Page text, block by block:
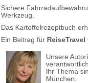
Sichere
Werkzeug.
Das Kartoffelrezeptbuch
Ein Beitrag für ReiseTravel
Unsere
Ihr Thema
München.